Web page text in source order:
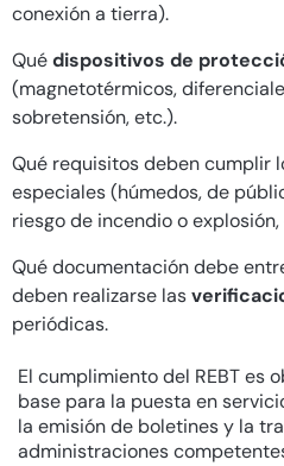
conexión a tierra).
Quédispositivos de
(magnetotérmicos,
sobretensión, etc.).
Qué requisitos deben cumplir
especiales (húmedos, de
riesgo de incendio o
Qué documentación debe
deben realizarse las
periódicas.
El cumplimiento del REBT es
base para la puesta en
la emisión de boletines y la
administraciones